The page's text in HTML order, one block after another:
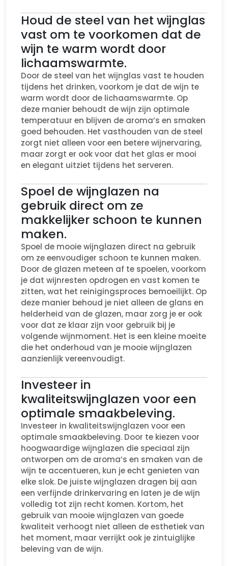
Houd de steel van het wijnglas
vast om te voorkomen dat de
wijn te warm wordt door
lichaamswarmte.
Door de steel van het wijnglas vast te houden
tijdens het drinken, voorkom je dat de wijn te
warm wordt door de lichaamswarmte. Op
deze manier behoudt de wijn zijn optimale
temperatuur en blijven de aroma’s en smaken
goed behouden. Het vasthouden van de steel
zorgt niet alleen voor een betere wijnervaring,
maar zorgt er ook voor dat het glas er mooi
en elegant uitziet tijdens het serveren.
Spoel de wijnglazen na
gebruik direct om ze
makkelijker schoon te kunnen
maken.
Spoel de mooie wijnglazen direct na gebruik
om ze eenvoudiger schoon te kunnen maken.
Door de glazen meteen af te spoelen, voorkom
je dat wijnresten opdrogen en vast komen te
zitten, wat het reinigingsproces bemoeilijkt. Op
deze manier behoud je niet alleen de glans en
helderheid van de glazen, maar zorg je er ook
voor dat ze klaar zijn voor gebruik bij je
volgende wijnmoment. Het is een kleine moeite
die het onderhoud van je mooie wijnglazen
aanzienlijk vereenvoudigt.
Investeer in
kwaliteitswijnglazen voor een
optimale smaakbeleving.
Investeer in kwaliteitswijnglazen voor een
optimale smaakbeleving. Door te kiezen voor
hoogwaardige wijnglazen die speciaal zijn
ontworpen om de aroma’s en smaken van de
wijn te accentueren, kun je echt genieten van
elke slok. De juiste wijnglazen dragen bij aan
een verfijnde drinkervaring en laten je de wijn
volledig tot zijn recht komen. Kortom, het
gebruik van mooie wijnglazen van goede
kwaliteit verhoogt niet alleen de esthetiek van
het moment, maar verrijkt ook je zintuiglijke
beleving van de wijn.